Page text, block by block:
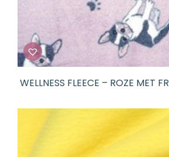
WELLNESS FLEECE – ROZE MET